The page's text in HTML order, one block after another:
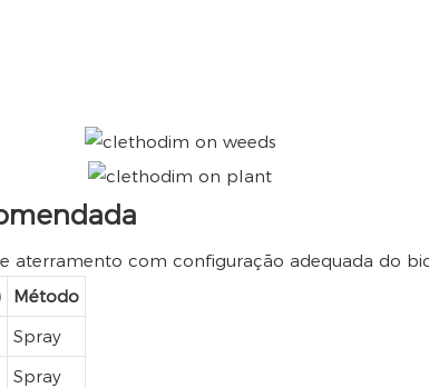
aterramento com configuração adequada do
Método
Spray
Spray